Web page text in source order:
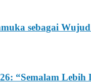
sebagai
“Semalam